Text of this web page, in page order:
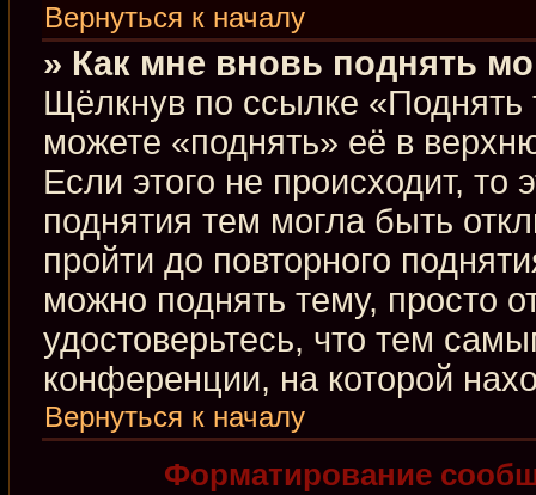
Вернуться к началу
» Как мне вновь поднять
Щёлкнув по ссылке
можете «поднять» её в
Если этого не происходит, то
поднятия тем могла быть
пройти до повторного
можно поднять тему, просто
удостоверьтесь, что тем
конференции, на которой
Вернуться к началу
Форматирование